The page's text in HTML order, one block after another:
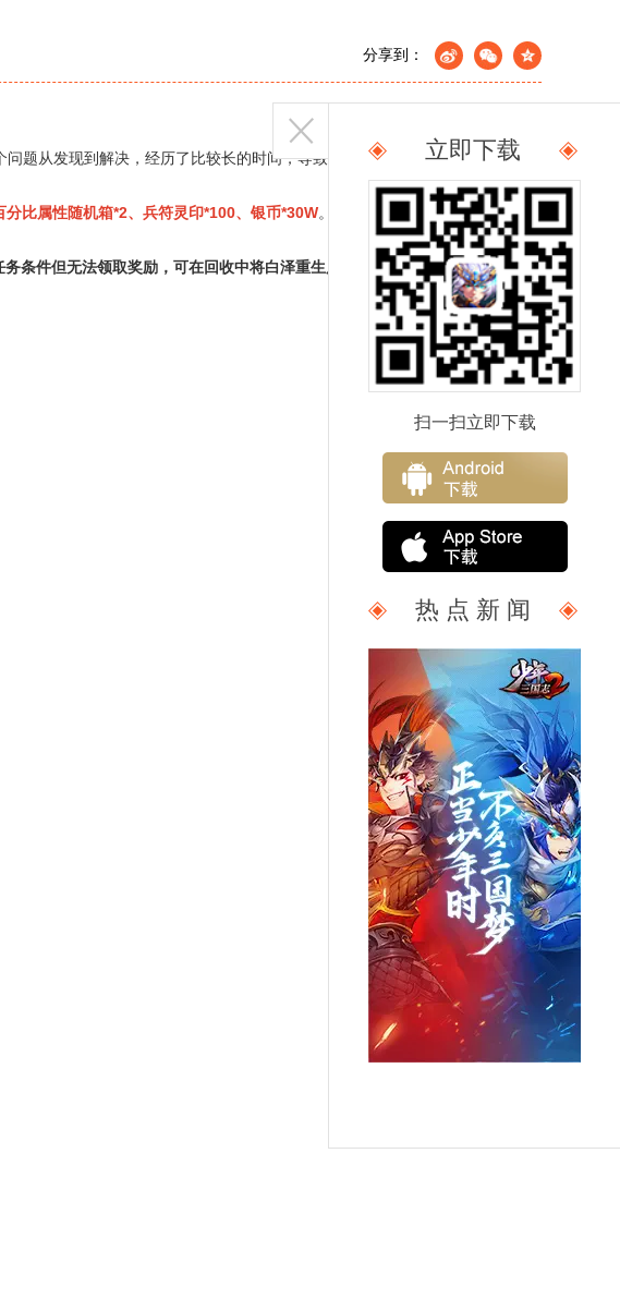
分享到：
从发现到解决，经历了比较长的时间，导致部分少年出现较长时间无法登录
比属性随机箱*2、兵符灵印*100、银币*30W。我们将通过邮件推送，请各位
条件但无法领取奖励，可在回收中将白泽重生后再升星即可激活应得奖励。
再
立即下载
扫一扫立即下载
热 点 新 闻